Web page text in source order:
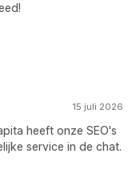
15 juli 2026
heeft onze SEO's
service in de chat.